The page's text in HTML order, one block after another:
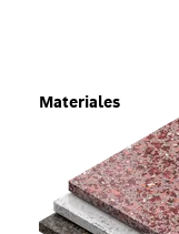
Materiales